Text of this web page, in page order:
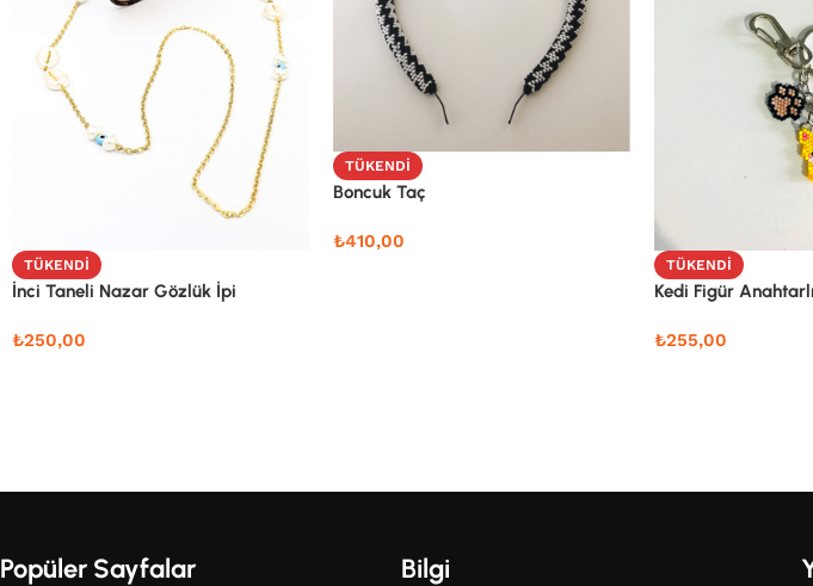
TÜKENDI
İnci Taneli Nazar Gözlük İpi
₺250,00
TÜKENDI
Boncuk Taç
₺410,00
TÜKENDI
Kedi Figür
₺255,00
Popüler Sayfalar Bilgi